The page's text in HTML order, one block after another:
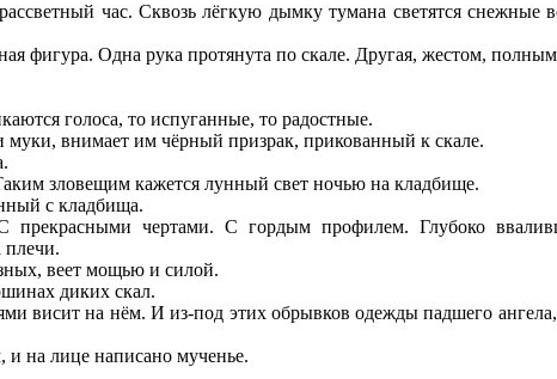
час. Сквозь лёгкую дымку тумана светятся снежные
фигура. Одна рука протянута по скале. Другая, жестом, полным
голоса, то испуганные, то радостные.
муки, внимает им чёрный призрак, прикованный к скале.
зловещим кажется лунный свет ночью на кладбище.
с кладбища.
чертами. С гордым профилем. Глубоко
плечи.
веет мощью и силой.
диких скал.
висит на нём. И из-под этих обрывков одежды падшего
на лице написано мученье.